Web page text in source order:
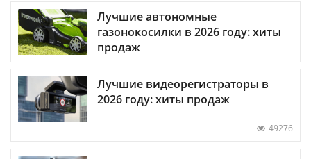
Лучшие автономные
газонокосилки в 2026 году: хиты
продаж
Лучшие видеорегистраторы в
2026 году: хиты продаж
49276